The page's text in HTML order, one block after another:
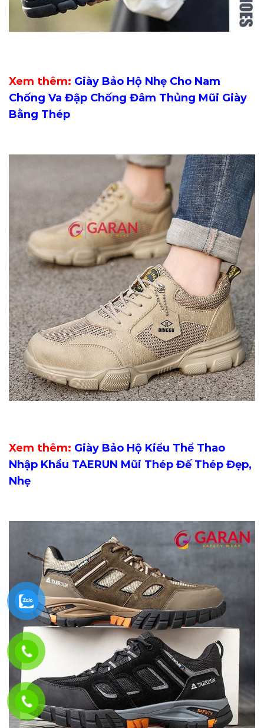
Xem thêm: Giày Bảo Hộ Nhẹ Cho Nam
Chống Va Đập Chống Đâm Thủng Mũi Giày
Bằng Thép
Xem thêm: Giày Bảo Hộ Kiểu Thể Thao
Nhập Khẩu TAERUN Mũi Thép Đế Thép Đẹp,
Nhẹ